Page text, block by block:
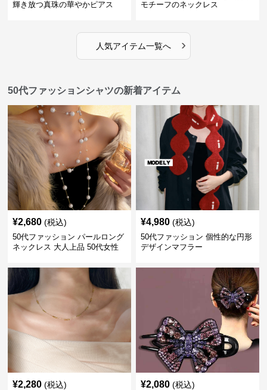
輝き放つ真珠の華やかピアス
モチーフのネックレス
人気アイテム一覧へ ›
50代ファッションシャツの新着アイテム
¥2,680 (税込)
50代ファッション パールロング
ネックレス 大人上品 50代女性
¥4,980 (税込)
50代ファッション 個性的な円形
デザインマフラー
¥2,280 (税込) ¥2,080 (税込)